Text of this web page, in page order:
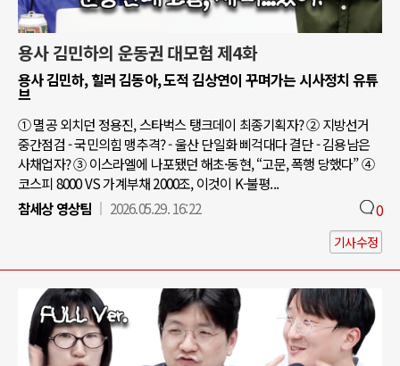
용사 김민하의 운동권 대모험 제4화
용사 김민하, 힐러 김동아, 도적 김상연이 꾸며가는 시사정치 유튜
브
① 멸공 외치던 정용진, 스타벅스 탱크데이 최종기획자? ② 지방선거
중간점검 - 국민의힘 맹추격? - 울산 단일화 삐걱대다 결단 - 김용남은
사채업자? ③ 이스라엘에 나포됐던 해초·동현, “고문, 폭행 당했다” ④
코스피 8000 VS 가계부채 2000조, 이것이 K-불평...
참세상 영상팀
2026.05.29. 16:22 0
기사수정